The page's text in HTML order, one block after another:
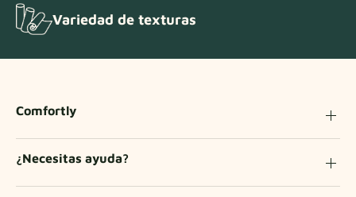
Variedad de texturas
Comfortly
¿Necesitas ayuda?